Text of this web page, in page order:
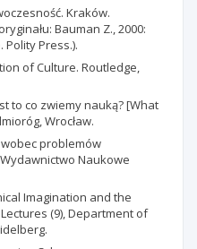
Kraków.
Bauman Z., 2000:
Press.).
of Culture. Routledge,
to co zwiemy nauką? [What
Wrocław.
problemów
Naukowe
Imagination and the
(9), Department of